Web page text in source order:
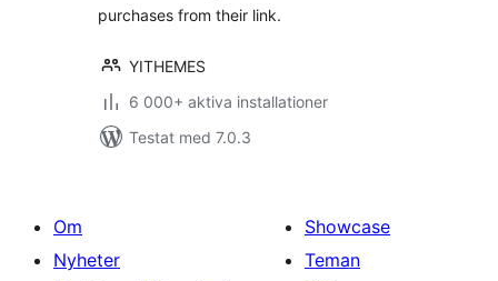
purchases from their link.
YITHEMES
6 000+ aktiva installationer
Testat med 7.0.3
Om
Nyheter
Showcase
Teman